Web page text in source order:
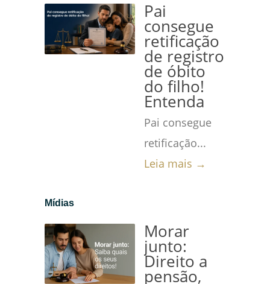
Pai
consegue
retificação
de registro
de óbito
do filho!
Entenda
Pai consegue
retificação...
Leia mais →
Mídias
Morar
junto:
Direito a
pensão,